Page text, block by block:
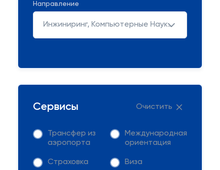
Направление
Инжиниринг, Компьютерные Науки и ИТ
Сервисы Очистить
Трансфер из
аэропорта
Международная
ориентация
Страховка Виза